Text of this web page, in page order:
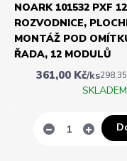
NOARK 101532 PXF
ROZVODNICE,
MONTÁŽ POD
ŘADA, 12 MODULŮ
361,00 Kč/ks
SKLADEM